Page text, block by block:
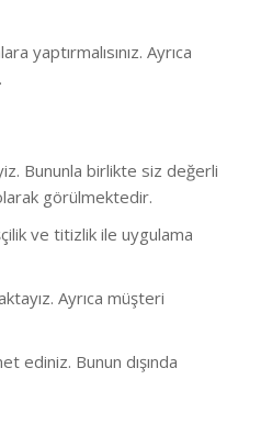
yaptırmalısınız. Ayrıca
Bununla birlikte siz değerli
görülmektedir.
ve titizlik ile uygulama
Ayrıca müşteri
ediniz. Bunun dışında